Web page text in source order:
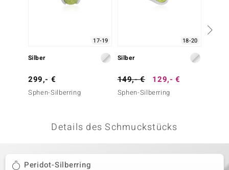
17-19
Silber
299,- €
Sphen-Silberring
18-20
Silber
149,- € 129,- €
Sphen-Silberring
Details des Schmuckstücks
Peridot-Silberring